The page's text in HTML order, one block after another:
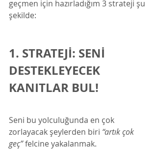
geçmen için hazırladığım 3 strateji şu
şekilde:
1. STRATEJİ: SENİ
DESTEKLEYECEK
KANITLAR BUL!
Seni bu yolculuğunda en çok
zorlayacak şeylerden biri “artık çok
geç” felcine yakalanmak.